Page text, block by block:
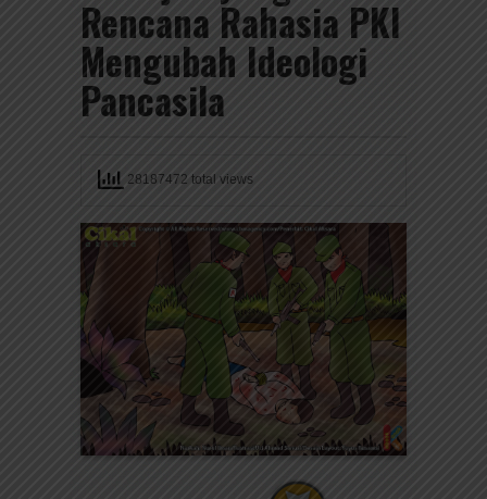
Rencana Rahasia PKI
Mengubah Ideologi
Pancasila
28187472 total views